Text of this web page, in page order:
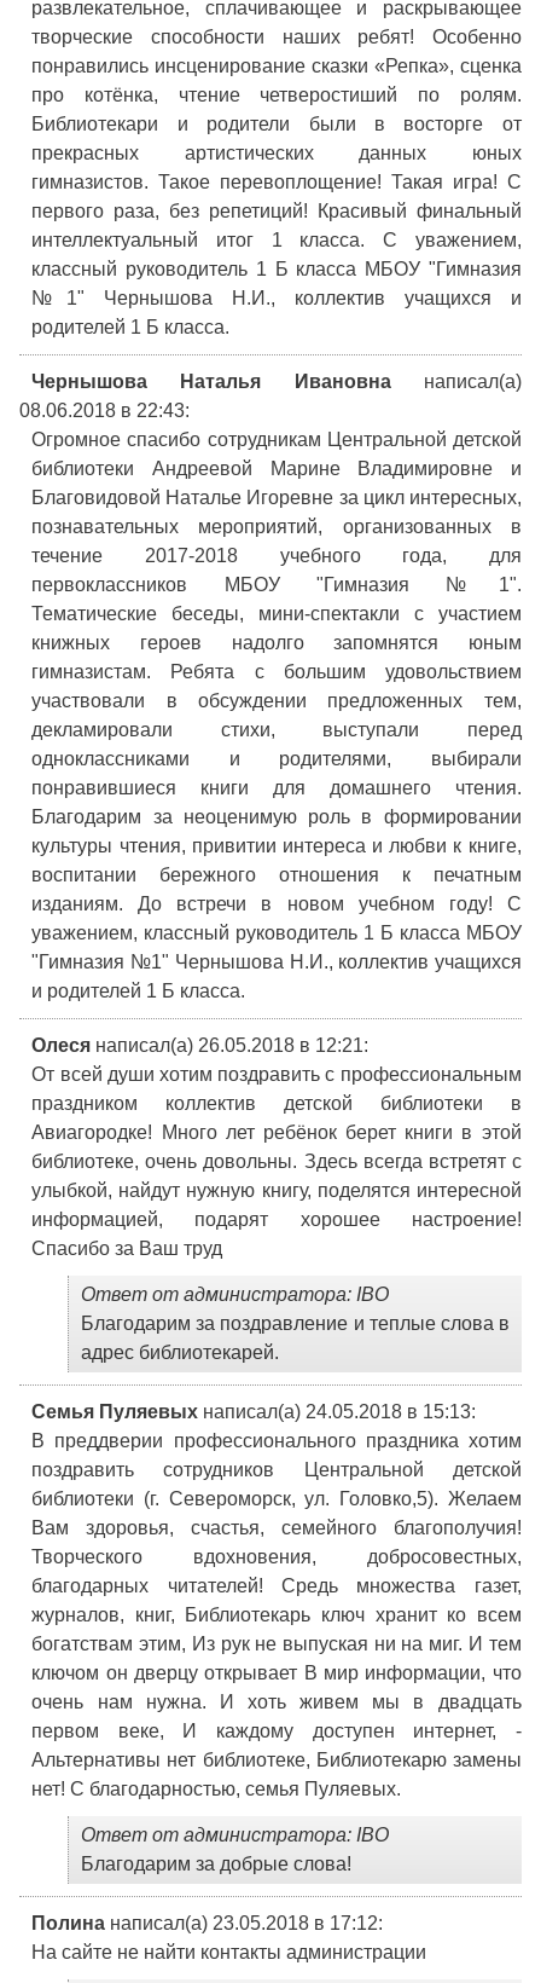
развлекательное, сплачивающее и раскрывающее
творческие способности наших ребят! Особенно
понравились инсценирование сказки «Репка», сценка
про котёнка, чтение четверостиший по ролям.
Библиотекари и родители были в восторге от
прекрасных артистических данных юных
гимназистов. Такое перевоплощение! Такая игра! С
первого раза, без репетиций! Красивый финальный
интеллектуальный итог 1 класса. С уважением,
классный руководитель 1 Б класса МБОУ "Гимназия
№1" Чернышова Н.И., коллектив учащихся и
родителей 1 Б класса.
Чернышова Наталья Ивановна
написал(а)
08.06.2018 в 22:43:
Огромное спасибо сотрудникам Центральной детской
библиотеки Андреевой Марине Владимировне и
Благовидовой Наталье Игоревне за цикл интересных,
познавательных мероприятий, организованных в
течение 2017-2018 учебного года, для
первоклассников МБОУ "Гимназия №1".
Тематические беседы, мини-спектакли с участием
книжных героев надолго запомнятся юным
гимназистам. Ребята с большим удовольствием
участвовали в обсуждении предложенных тем,
декламировали стихи, выступали перед
одноклассниками и родителями, выбирали
понравившиеся книги для домашнего чтения.
Благодарим за неоценимую роль в формировании
культуры чтения, привитии интереса и любви к книге,
воспитании бережного отношения к печатным
изданиям. До встречи в новом учебном году! С
уважением, классный руководитель 1 Б класса МБОУ
"Гимназия №1" Чернышова Н.И., коллектив учащихся
и родителей 1 Б класса.
Олеся написал(а) 26.05.2018 в 12:21:
От всей души хотим поздравить с профессиональным
праздником коллектив детской библиотеки в
Авиагородке! Много лет ребёнок берет книги в этой
библиотеке, очень довольны. Здесь всегда встретят с
улыбкой, найдут нужную книгу, поделятся интересной
информацией, подарят хорошее настроение!
Спасибо за Ваш труд
Ответ от администратора: IBO
Благодарим за поздравление и теплые слова в
адрес библиотекарей.
Семья Пуляевых написал(а) 24.05.2018 в 15:13:
В преддверии профессионального праздника хотим
поздравить сотрудников Центральной детской
библиотеки (г. Североморск, ул. Головко,5). Желаем
Вам здоровья, счастья, семейного благополучия!
Творческого вдохновения, добросовестных,
благодарных читателей! Средь множества газет,
журналов, книг, Библиотекарь ключ хранит ко всем
богатствам этим, Из рук не выпуская ни на миг. И тем
ключом он дверцу открывает В мир информации, что
очень нам нужна. И хоть живем мы в двадцать
первом веке, И каждому доступен интернет, -
Альтернативы нет библиотеке, Библиотекарю замены
нет! С благодарностью, семья Пуляевых.
Ответ от администратора: IBO
Благодарим за добрые слова!
Полина написал(а) 23.05.2018 в 17:12:
На сайте не найти контакты администрации